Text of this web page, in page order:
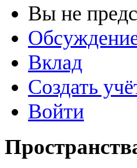
Вы не
Вклад
Создать
Войти